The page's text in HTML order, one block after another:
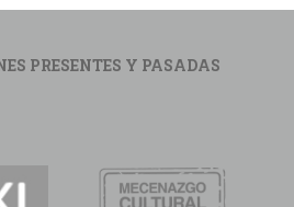
PRESENTES Y PASADAS